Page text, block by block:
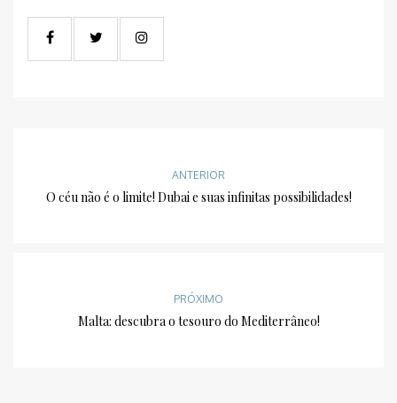
ANTERIOR
O céu não é o limite! Dubai e suas infinitas possibilidades!
PRÓXIMO
Malta: descubra o tesouro do Mediterrâneo!